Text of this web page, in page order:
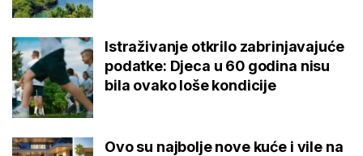
Istraživanje otkrilo zabrinjavajuće
podatke: Djeca u 60 godina nisu
bila ovako loše kondicije
Ovo su najbolje nove kuće i vile na